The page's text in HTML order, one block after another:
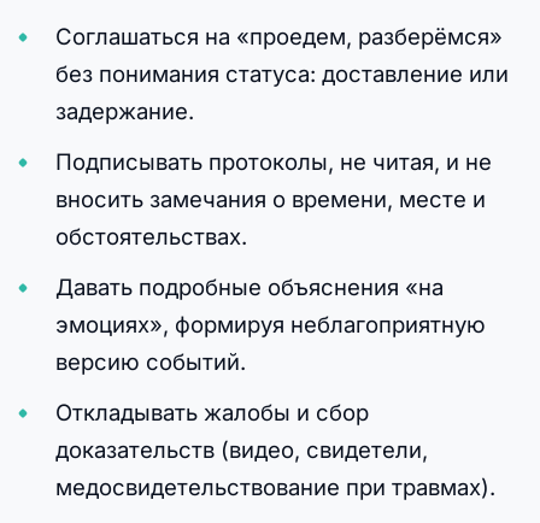
Соглашаться на «проедем, разберёмся»
без понимания статуса: доставление или
задержание.
Подписывать протоколы, не читая, и не
вносить замечания о времени, месте и
обстоятельствах.
Давать подробные объяснения «на
эмоциях», формируя неблагоприятную
версию событий.
Откладывать жалобы и сбор
доказательств (видео, свидетели,
медосвидетельствование при травмах).